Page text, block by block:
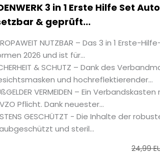
3 in 1 Erste Hilfe Set
& geprüft...
NUTZBAR – Das 3 in 1 Erste-
2026 und ist für...
& SCHUTZ – Dank des
und hochreflektierender...
VERMEIDEN – Ein
Pflicht. Dank neuester...
GESCHÜTZT - Die Inhalte der
und steril...
24,99